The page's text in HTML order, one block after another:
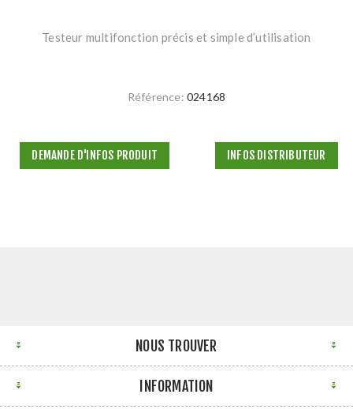
Testeur multifonction précis et simple d’utilisation
Référence: 024168
DEMANDE D'INFOS PRODUIT INFOS DISTRIBUTEUR
NOUS TROUVER
INFORMATION